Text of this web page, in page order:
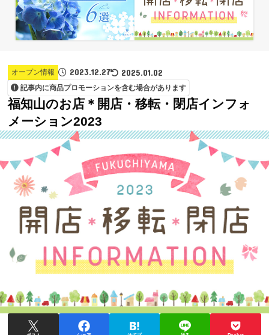
オープン情報 2023.12.27 2025.01.02
記事内に商品プロモーションを含む場合があります
福知山のお店＊開店・移転・閉店インフォ
メーション2023